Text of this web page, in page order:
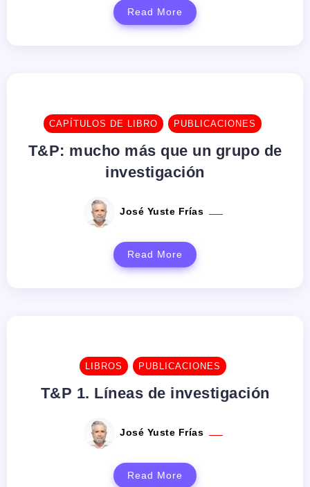
Read More
CAPÍTULOS DE LIBRO PUBLICACIONES
T&P: mucho más que un grupo de
investigación
José Yuste Frías
Read More
LIBROS PUBLICACIONES
T&P 1. Líneas de investigación
José Yuste Frías
Read More